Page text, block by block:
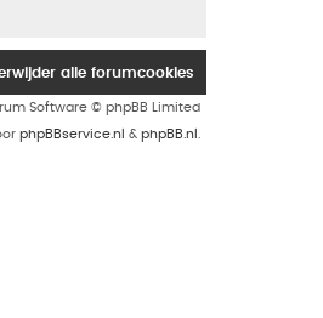
alle forumcookies
Software © phpBB Limited
phpBBservice.nl & phpBB.nl .